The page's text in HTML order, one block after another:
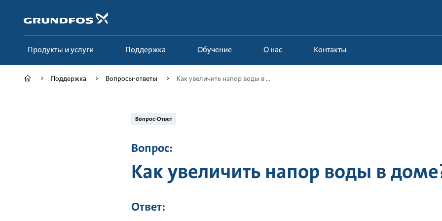
основному
контенту
Продукты и услуги Поддержка Обучение О нас Контакты
Поддержка Вопросы-ответы Как увеличить напор воды в ...
Вопрос-Ответ
Вопрос:
Как увеличить напор воды в
Ответ: